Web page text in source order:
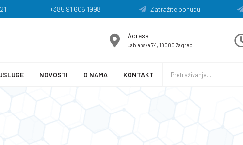
+385 91 606 1998 Zatražite ponudu
Adresa:
Jablanska 74, 10000 Zagreb
NOVOSTI O NAMA KONTAKT